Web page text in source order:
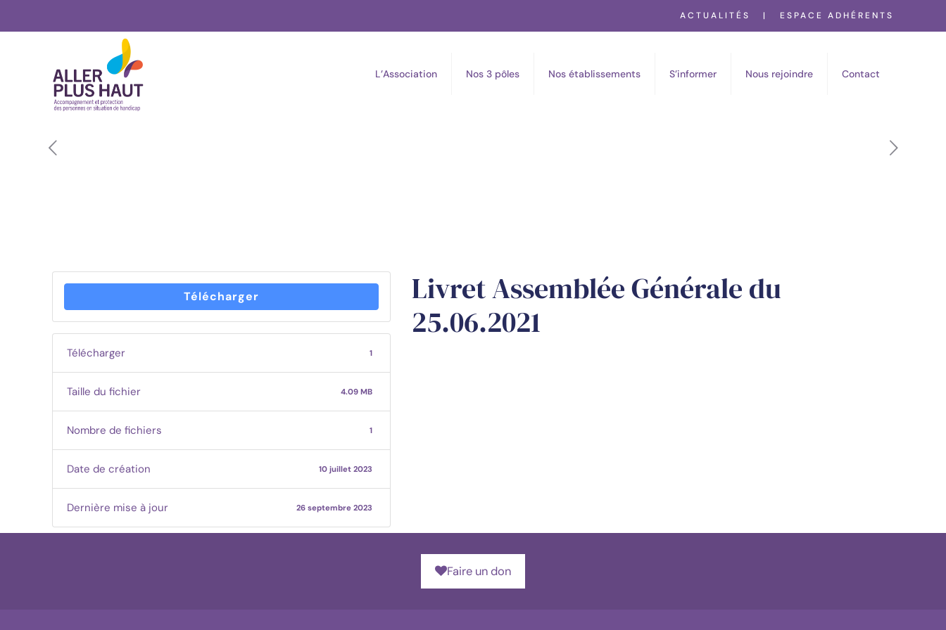
ACTUALITÉS | ESPACE ADHÉRENTS
L’Association Nos 3 pôles Nos établissements S’informer Nous rejoindre Contact
Télécharger
Télécharger 1
Taille du fichier 4.09 MB
Nombre de fichiers 1
Date de création 10 juillet 2023
Dernière mise à jour 26 septembre 2023
Livret Assemblée Générale du
25.06.2021
Faire un don